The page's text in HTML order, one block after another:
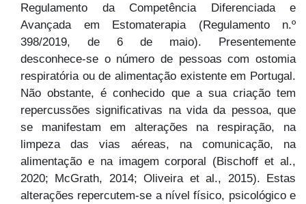
Regulamento da Competência Diferenciada e
Avançada em Estomaterapia (Regulamento n.º
398/2019, de 6 de maio). Presentemente
desconhece-se o número de pessoas com ostomia
respiratória ou de alimentação existente em Portugal.
Não obstante, é conhecido que a sua criação tem
repercussões significativas na vida da pessoa, que
se manifestam em alterações na respiração, na
limpeza das vias aéreas, na comunicação, na
alimentação e na imagem corporal (Bischoff et al.,
2020; McGrath, 2014; Oliveira et al., 2015). Estas
alterações repercutem-se a nível físico, psicológico e